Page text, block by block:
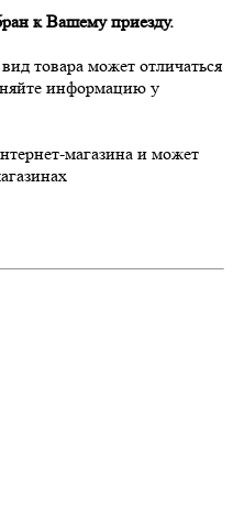
к Вашему приезду.
товара может отличаться
информацию у
магазина и может